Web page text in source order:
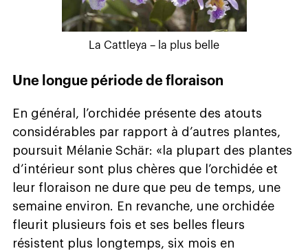
La Cattleya – la plus belle
Une longue période de floraison
En général, l’orchidée présente des atouts
considérables par rapport à d’autres plantes,
poursuit Mélanie Schär: «la plupart des plantes
d’intérieur sont plus chères que l’orchidée et
leur floraison ne dure que peu de temps, une
semaine environ. En revanche, une orchidée
fleurit plusieurs fois et ses belles fleurs
résistent plus longtemps, six mois en